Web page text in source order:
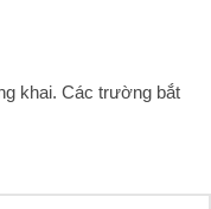
khai. Các trường bắt